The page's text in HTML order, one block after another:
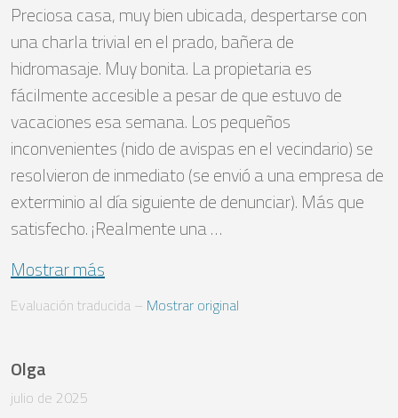
Preciosa casa, muy bien ubicada, despertarse con
una charla trivial en el prado, bañera de
hidromasaje. Muy bonita. La propietaria es
fácilmente accesible a pesar de que estuvo de
vacaciones esa semana. Los pequeños
inconvenientes (nido de avispas en el vecindario) se
resolvieron de inmediato (se envió a una empresa de
exterminio al día siguiente de denunciar). Más que
satisfecho. ¡Realmente una …
Mostrar más
Evaluación traducida – Mostrar original
Olga
julio de 2025